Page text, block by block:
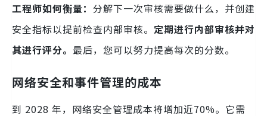
工程师如何衡量： 分解下一次审核需要做什么，并创建
安全指标以提前检查内部审核。 定期进行内部审核并对
其进行评分。 最后，您可以努力提高每次的分数。
网络安全和事件管理的成本
到 2028 年，网络安全管理成本将增加近70%。它需